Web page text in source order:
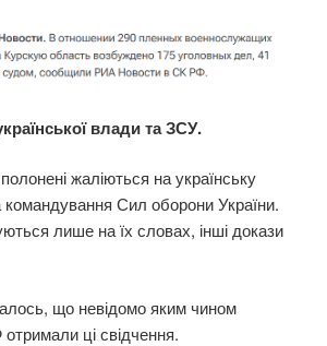
влади та ЗСУ.
жаліються на українську
командування Сил оборони України.
лише на їх словах, інші докази
що невідомо яким чином
ці свідчення.